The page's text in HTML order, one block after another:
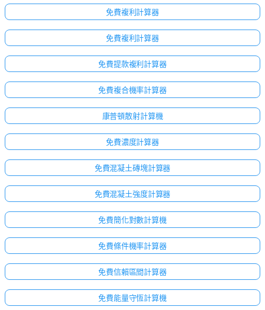
免費複利計算器
免費複利計算器
免費提款複利計算器
免費複合機率計算器
康普頓散射計算機
免費濃度計算器
免費混凝土磚塊計算器
免費混凝土強度計算器
免費簡化對數計算機
免費條件機率計算器
免費信賴區間計算器
免費能量守恆計算機